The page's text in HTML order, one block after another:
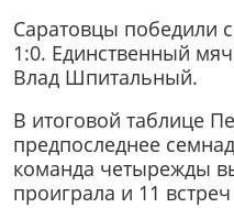
Саратовцы победили
1:0. Единственный
Влад Шпитальный.
В итоговой таблице
предпоследнее
команда четырежды
проиграла и 11